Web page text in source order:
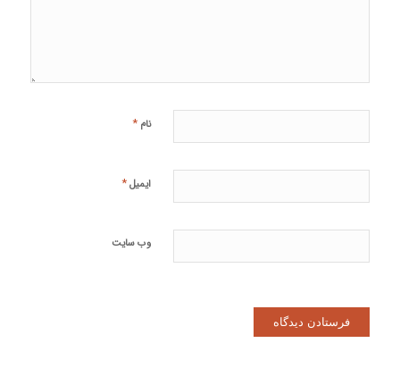
نام *
ایمیل*
وب‌ سایت